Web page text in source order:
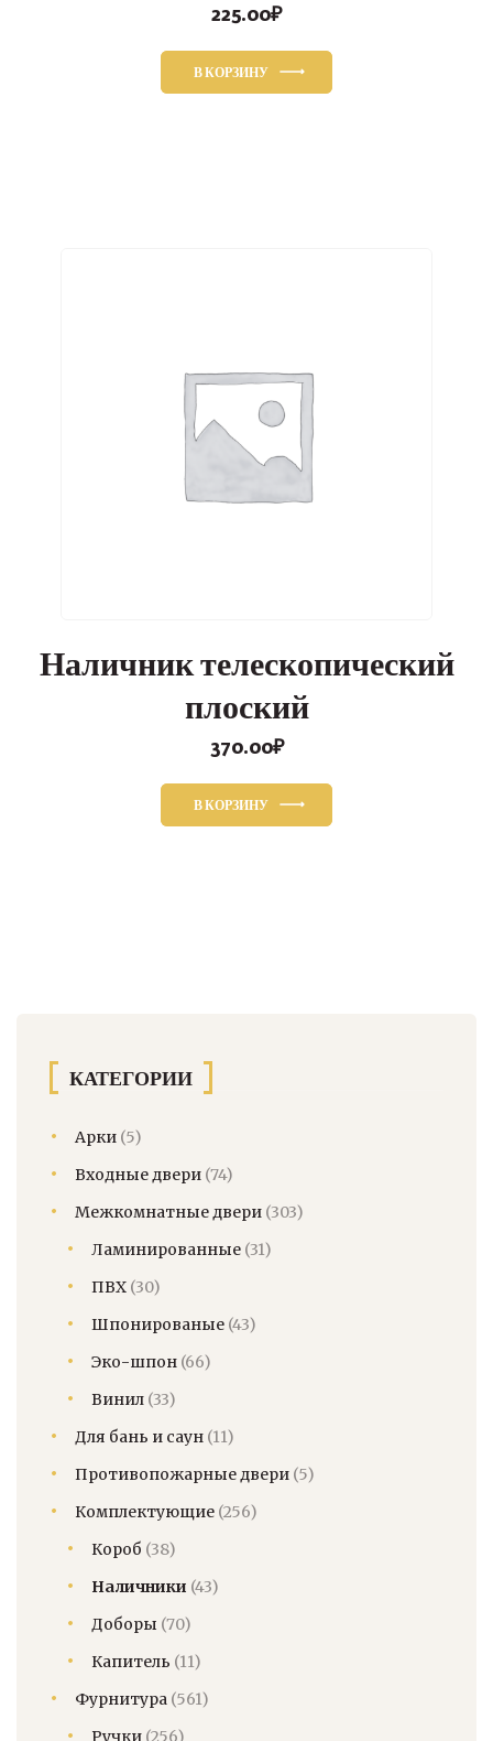
225.00₽
В КОРЗИНУ
Наличник телескопический
плоский
370.00₽
В КОРЗИНУ
КАТЕГОРИИ
Арки (5)
Входные двери (74)
Межкомнатные двери (303)
Ламинированные (31)
ПВХ (30)
Шпонированые (43)
Эко-шпон (66)
Винил (33)
Для бань и саун (11)
Противопожарные двери (5)
Комплектующие (256)
Короб (38)
Наличники (43)
Доборы (70)
Капитель (11)
Фурнитура (561)
Ручки (256)